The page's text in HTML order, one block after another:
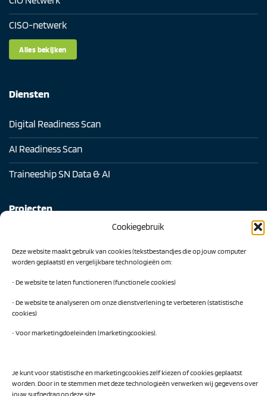
Cookiegebruik
Deze website maakt gebruik van cookies (tekstbestandjes die op jouw computer
worden geplaatst) en vergelijkbare technologieën om:
• De website te laten functioneren (functionele cookies)
• De website te analyseren om onze dienstverlening te verbeteren (statistische
cookies)
• Voor marketingdoeleinden (marketingcookies).
Je kunt voor statistische en marketingcookies zelf kiezen of cookies geplaatst
worden. Door in te stemmen met deze technologieën verwerken wij gegevens over
jouw surfgedrag op deze site.
CISO-netwerk
Alles bekijken
Diensten
Digital Readiness Scan
AI Readiness Scan
Traineeship SN Data & AI
Projecten
CLIC-IT
Niemeyer Campus
Visa PayPal MasterCard
IDeal